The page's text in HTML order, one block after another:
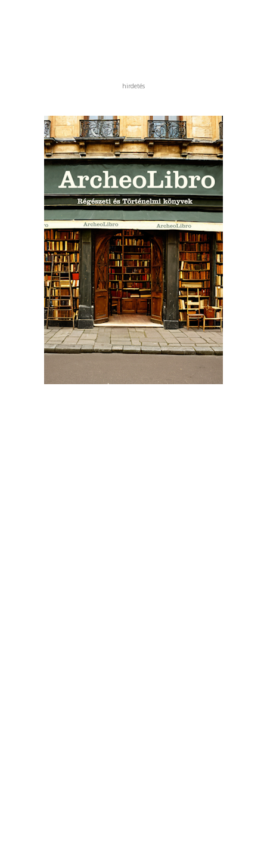
hirdetés